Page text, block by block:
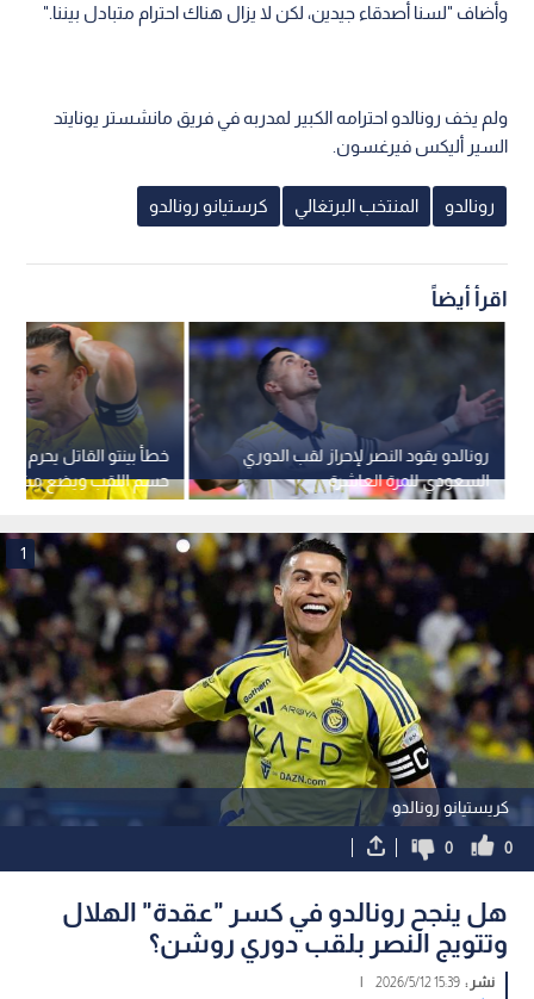
وأضاف "لسنا أصدقاء جيدين، لكن لا يزال هناك احترام متبادل بيننا."
ولم يخف رونالدو احترامه الكبير لمدربه في فريق مانشستر يونايتد
السير أليكس فيرغسون.
رونالدو المنتخب البرتغالي كرستيانو رونالدو
اقرأ أيضاً
خطأ بينتو القاتل يحرم
حسم اللقب ويضع
على المحك
رونالدو يقود النصر لإحراز لقب الدوري
السعودي للمرة العاشرة
كريستيانو رونالدو
1
0
0
هل ينجح رونالدو في كسر "عقدة" الهلال
وتتويج النصر بلقب دوري روشن؟
نشر :15:39 2026/5/12
|